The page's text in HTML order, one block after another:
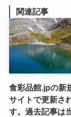
関連記事
食彩品館.jpの新
サイトで更新さ
す。過去記事は